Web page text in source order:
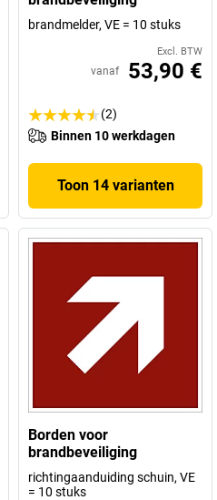
brandmelder, VE = 10 stuks
Excl. BTW
vanaf 53,90 €
(2)
Binnen 10 werkdagen
Toon 14 varianten
Borden voor
brandbeveiliging
richtingaanduiding schuin, VE
= 10 stuks